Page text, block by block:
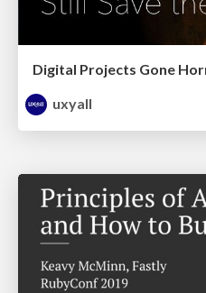
uxyall